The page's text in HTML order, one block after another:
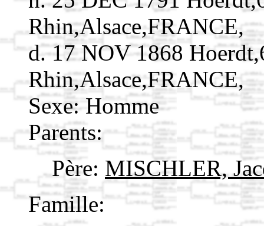
Rhin,Alsace,FRANCE,
d. 17 NOV 1868
Rhin,Alsace,FRANCE,
Sexe: Homme
Parents:
Père: MISCHLER,
Famille: